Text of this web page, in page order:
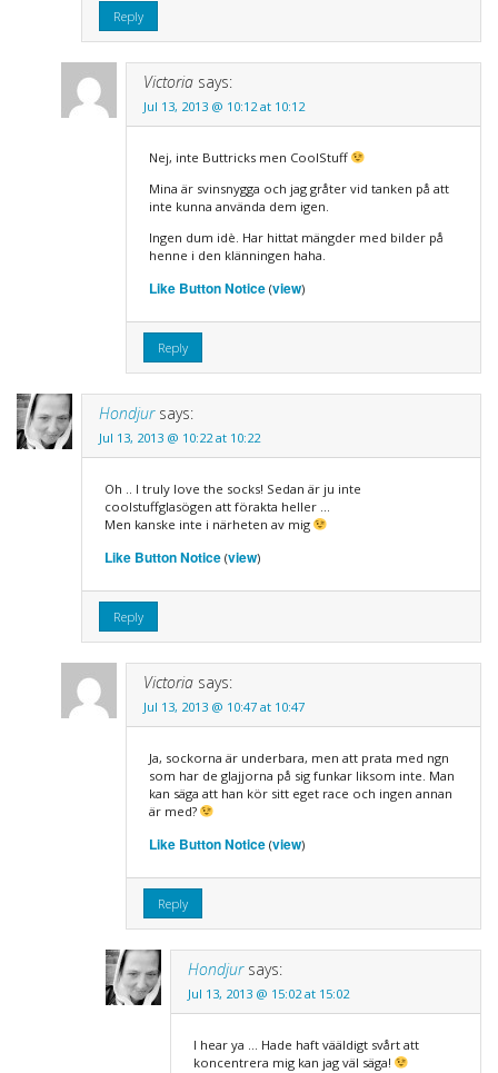
Reply
Victoria says:
Jul 13, 2013 @ 10:12 at 10:12
Nej, inte Buttricks men CoolStuff
Mina är svinsnygga och jag gråter vid tanken på att
inte kunna använda dem igen.
Ingen dum idè. Har hittat mängder med bilder på
henne i den klänningen haha.
Like Button Notice(view)
Reply
Hondjur says:
Jul 13, 2013 @ 10:22 at 10:22
Oh .. I truly love the socks! Sedan är ju inte
coolstuffglasögen att förakta heller …
Men kanske inte i närheten av mig
Like Button Notice(view)
Reply
Victoria says:
Jul 13, 2013 @ 10:47 at 10:47
Ja, sockorna är underbara, men att prata med ngn
som har de glajjorna på sig funkar liksom inte. Man
kan säga att han kör sitt eget race och ingen annan
är med?
Like Button Notice(view)
Reply
Hondjur says:
Jul 13, 2013 @ 15:02 at 15:02
I hear ya … Hade haft vääldigt svårt att
koncentrera mig kan jag väl säga!